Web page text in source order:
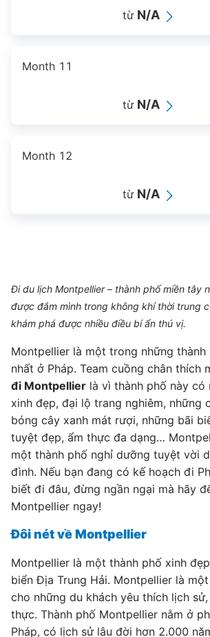
từ N/A
Month 11
từ N/A
Month 12
từ N/A
Đi du lịch Montpellier – thành phố miền tây
được đắm mình trong không khí thời trung
khám phá được nhiều điều bí ẩn thú vị.
Montpellier là một trong những thành
nhất ở Pháp. Team cuồng chân thích
đi Montpellier là vì thành phố này có
xinh đẹp, đại lộ trang nghiêm, những
bóng cây xanh mát rượi, những bãi
tuyệt đẹp, ẩm thực đa dạng…
một thành phố nghỉ dưỡng tuyệt vời
đình. Nếu bạn đang có kế hoạch đi
biết đi đâu, đừng ngần ngại mà hãy
Montpellier ngay!
Đôi nét về Montpellier
Montpellier là một thành phố xinh
biển Địa Trung Hải. Montpellier là
cho những du khách yêu thích lịch
thực. Thành phố Montpellier nằm ở
Pháp, có lịch sử lâu đời hơn 2.000